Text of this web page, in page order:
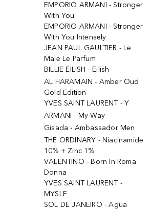
EMPORIO ARMANI - Stronger
With You
EMPORIO ARMANI - Stronger
With You Intensely
JEAN PAUL GAULTIER - Le
Male Le Parfum
BILLIE EILISH - Eilish
AL HARAMAIN - Amber Oud
Gold Edition
YVES SAINT LAURENT - Y
ARMANI - My Way
Gisada - Ambassador Men
THE ORDINARY - Niacinamide
10% + Zinc 1%
VALENTINO - Born In Roma
Donna
YVES SAINT LAURENT -
MYSLF
SOL DE JANEIRO - Agua